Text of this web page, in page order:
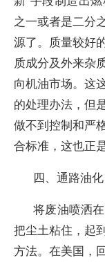
之一或者是二分
源了。质量较好
质成分及外来杂
向机油市场。这
的处理办法，但
做不到控制和严
合标准，这也正
四、通路油化
将废油喷洒
把尘土粘住，起
方法。在美国，